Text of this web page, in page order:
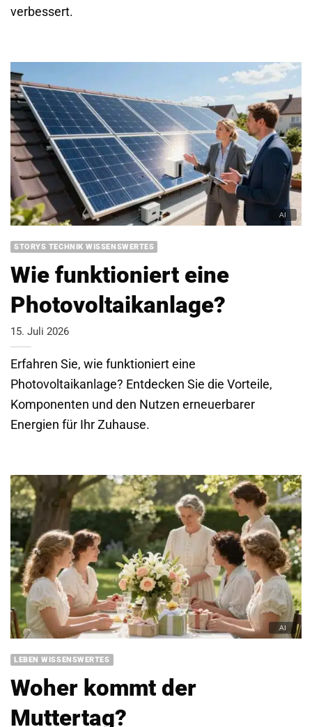
verbessert.
STORYS TECHNIK WISSENSWERTES
Wie funktioniert eine
Photovoltaikanlage?
15. Juli 2026
Erfahren Sie, wie funktioniert eine
Photovoltaikanlage? Entdecken Sie die Vorteile,
Komponenten und den Nutzen erneuerbarer
Energien für Ihr Zuhause.
LEBEN WISSENSWERTES
Woher kommt der
Muttertag?